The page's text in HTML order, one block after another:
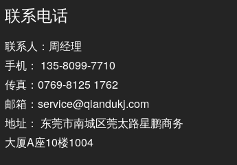
联系电话
联系人：周经理
手机： 135-8099-7710
传真：0769-8125 1762
邮箱：service@qiandukj.com
地址： 东莞市南城区莞太路星鹏商务
大厦A座10楼1004